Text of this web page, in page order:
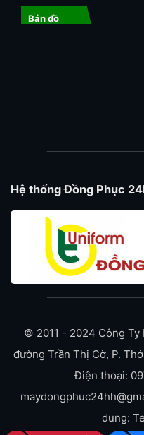
Bản đồ
Hệ thống Đồng Phục
© 2011 - 2024 Công
đường Trần Thị Cờ, P.
Điện thoại:
dung: